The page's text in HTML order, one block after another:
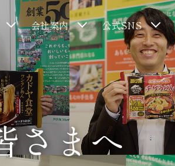
会社案内 公式SNS
さまへ